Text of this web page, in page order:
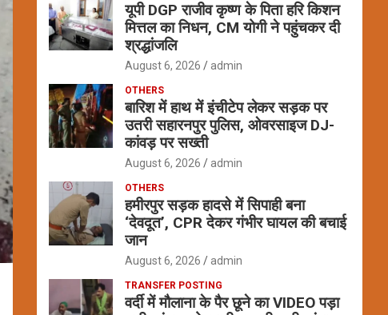
यूपी DGP राजीव कृष्ण के पिता हरि किशन
मित्तल का निधन, CM योगी ने पहुंचकर दी
श्रद्धांजलि
August 6, 2026 admin
OTHERS
बारिश में हाथ में इंचीटेप लेकर सड़क पर
उतरी सहारनपुर पुलिस, ओवरसाइज DJ-
कांवड़ पर सख्ती
August 6, 2026 admin
OTHERS
हमीरपुर सड़क हादसे में सिपाही बना
‘देवदूत’, CPR देकर गंभीर घायल की बचाई
जान
August 6, 2026 admin
TRANSFER POSTING
वर्दी में मौलाना के पैर छूने का VIDEO पड़ा